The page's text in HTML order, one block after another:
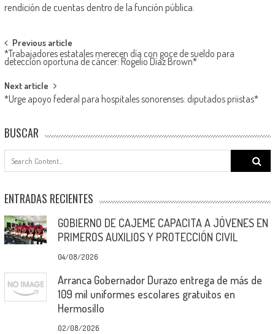
rendición de cuentas dentro de la función pública.
Post
navigation
Previous article
*Trabajadores estatales merecen día con goce de sueldo para
detección oportuna de cáncer: Rogelio Díaz Brown*
Next article
*Urge apoyo federal para hospitales sonorenses: diputados priistas*
BUSCAR
Search
for:
ENTRADAS RECIENTES
GOBIERNO DE CAJEME CAPACITA A JÓVENES EN
PRIMEROS AUXILIOS Y PROTECCIÓN CIVIL
04/08/2026
Arranca Gobernador Durazo entrega de más de
109 mil uniformes escolares gratuitos en
Hermosillo
02/08/2026